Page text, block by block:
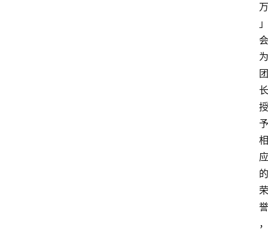
万
」
会
为
团
长
授
予
相
应
的
荣
誉
，